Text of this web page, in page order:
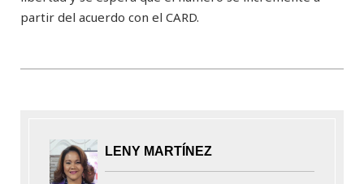
partir del acuerdo con el CARD.
LENY MARTÍNEZ